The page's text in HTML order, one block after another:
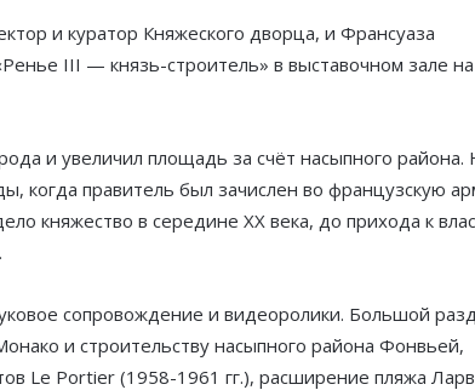
и куратор Княжеского дворца, и Франсуаза
III — князь-строитель» в выставочном зале на
и увеличил площадь за счёт насыпного района.
когда правитель был зачислен во французскую
княжество в середине ХХ века, до прихода к
сопровождение и видеоролики. Большой
и строительству насыпного района Фонвьей,
Le Portier (1958-1961 гг.), расширение пляжа